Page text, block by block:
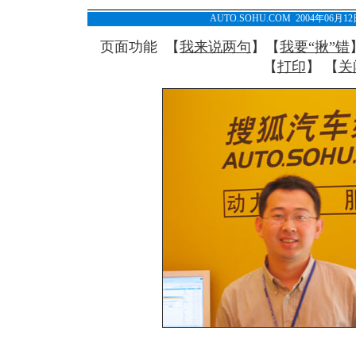
AUTO.SOHU.COM 2004年06月
页面功能 【我来说两句 】【我要“揪”错
【打印 】 【 关